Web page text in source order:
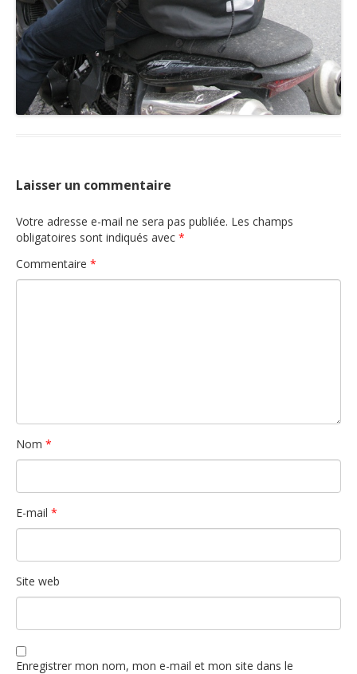
Laisser un commentaire
Votre adresse e-mail ne sera pas publiée. Les champs
obligatoires sont indiqués avec *
Commentaire *
Nom *
E-mail *
Site web
Enregistrer mon nom, mon e-mail et mon site dans le